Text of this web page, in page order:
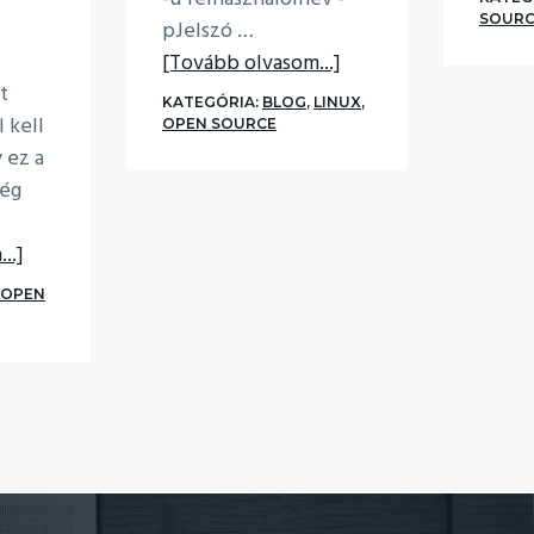
pJelszó …
[Tovább olvasom...]about
Mysqldump
KATEGÓRIA: BLOG, LINUX,
OPEN SOURCE
kell
a
NGINX,
OPEN